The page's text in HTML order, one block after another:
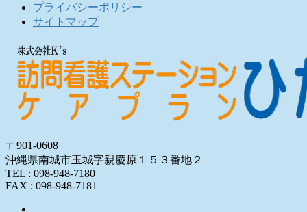
プライバシーポリシー
サイトマップ
〒901-0608
沖縄県南城市玉城字親慶原１５３番地２
TEL : 098-948-7180
FAX : 098-948-7181